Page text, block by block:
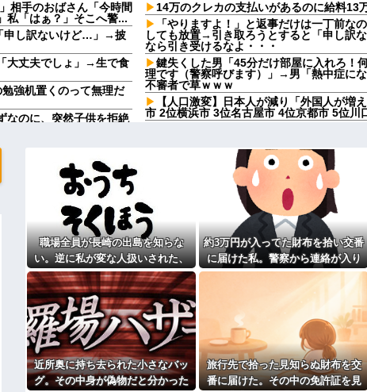
相手のおばさん「今時間
私「はぁ？」そこへ警...
申し訳ないけど…」→披
大丈夫でしょ」→生で食
強机置くのって無理だ
なのに、突然子供を拒絶
た。嫁はどうしても女
袋作ったろ！」→結果ｗ
回したらコレw」←こw
いいんだよが目一杯詰ま
ｗｗｗｗｗｗｗｗｗｗｗ
既婚男女の約7割がまさ
にアレすぎて賛否両論の
うぶつの森を開いた瞬
ヤバすぎるｗｗｗｗｗｗ
14万のクレカの支払いがあるのに給料13
「やりますよ！」と返事だけは一丁前な
しても放置→引き取ろうとすると「申し訳
なら引き受けるなよ・・・
鍵失くした男「45分だけ部屋に入れろ！
理です（警察呼びます）」→男「熱中症に
不審者で草ｗｗｗ
【人口激変】日本人が減り「外国人が増
市 2位横浜市 3位名古屋市 4位京都市 5位
い………負け組って感じで他
鍵失くした男「45分だけ部屋に入れろ
理です（警察呼びます）」→男「熱中症に
夫も私も10連休。あれもしたいこれもし
たら、義妹が出来婚で5月4日に顔合わせす
絡が…
お盆になると旦那の祖父母宅に５泊くら
いいよ」って言うんだけどトメに誘われる
ねりけしで作った正露丸を飲ませたら｢
顔で返された
【驚愕】サークルで付き合った男が既婚
来たんだがｗｗｗｗ
転校生と仲良くなってその子の家に遊び
真があった
パートの面接で号泣しながら「ここもダ
す」って熱弁してた人がいた
主な税金の成り立ちを調べてみたよ
職場全員が長崎の出島を知らな
い。逆に私が変な人扱いされた、
一般常識だと思ってたのに
約3万円が入ってた財布を拾い交番
に届けた私。警察から連絡が入り
その金が私のものになった結果...
近所奥に持ち去られた小さなバッ
グ。その中身が偽物だと分かった
旅行先で拾った見知らぬ財布を交
番に届けた。その中の免許証を見